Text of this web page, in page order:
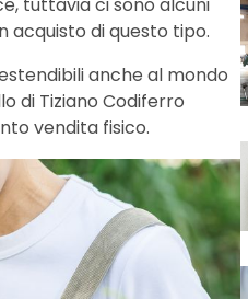
tuttavia ci sono alcuni
acquisto di questo tipo.
anche al mondo
di Tiziano Codiferro
vendita fisico.